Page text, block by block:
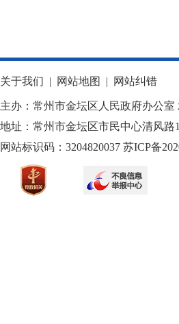
关于我们 | 网站地图 | 网站纠错
主办：常州市金坛区人民政府办公
地址：常州市金坛区市民中心清风路
网站标识码：3204820037 苏ICP备